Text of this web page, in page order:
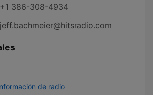
+1 386-308-4934
jeff.bachmeier@hitsradio.com
de radio